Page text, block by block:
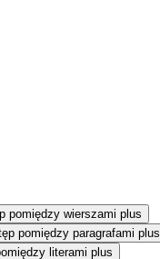
pomiędzy wierszami plus
pomiędzy paragrafami plus
literami plus